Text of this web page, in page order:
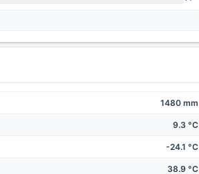
1480 mm
9.3 °C
-24.1 °C
38.9 °C